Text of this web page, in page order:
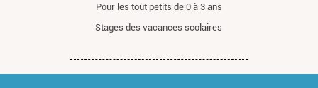
Pour les tout petits de 0 à 3 ans
Stages des vacances scolaires